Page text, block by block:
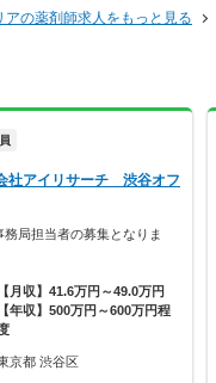
アの薬剤師求人をもっと見る
社アイリサーチ 渋谷オフ
務局担当者の募集となりま
【月収】41.6万円～49.0万円
【年収】500万円～600万円程
京都 渋谷区